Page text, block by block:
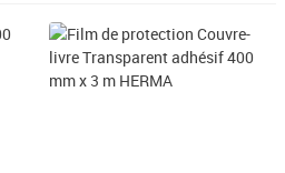
Prix 5,33€